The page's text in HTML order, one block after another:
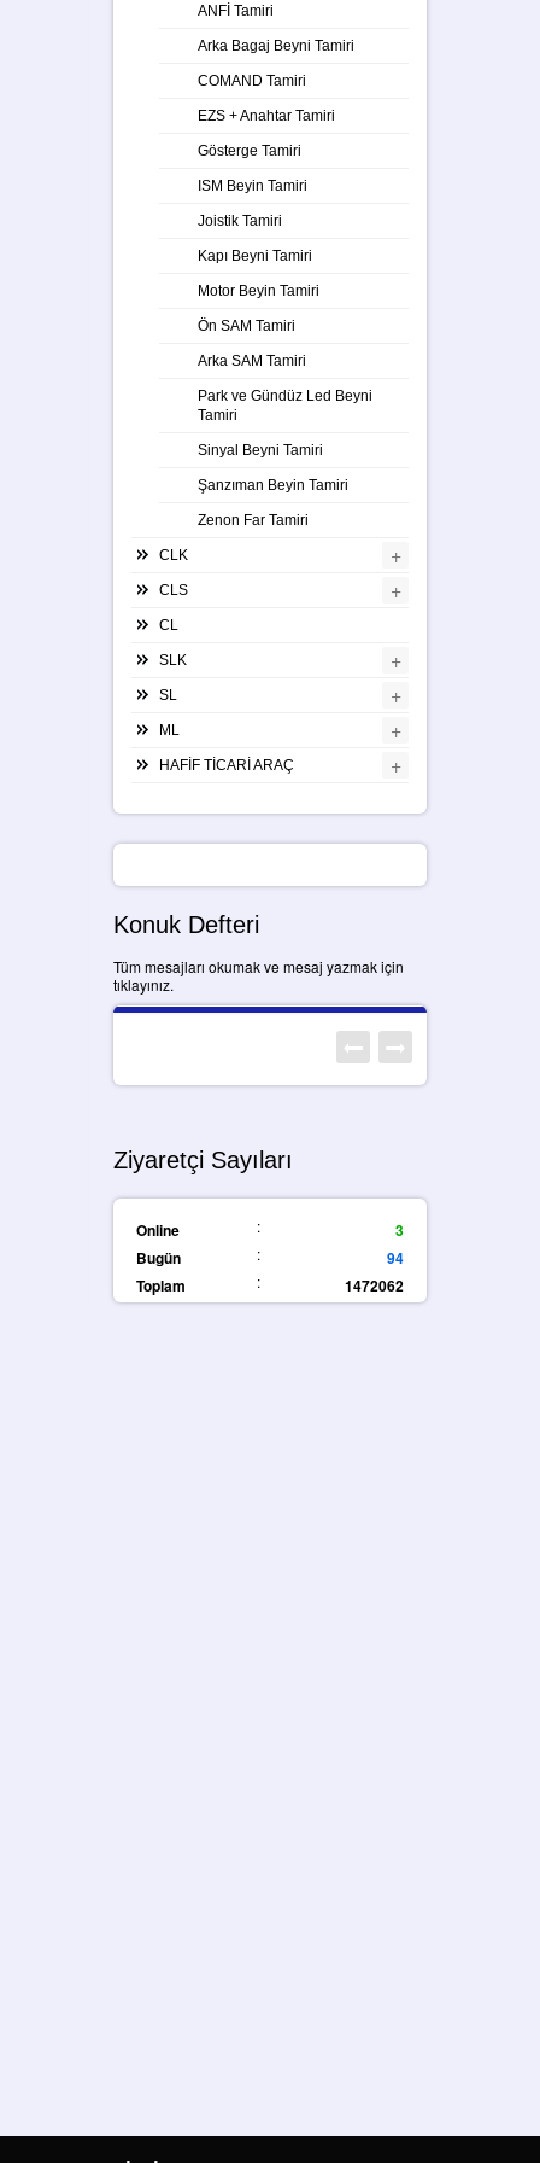
ANFİ Tamiri
Arka Bagaj Beyni Tamiri
COMAND Tamiri
EZS + Anahtar Tamiri
Gösterge Tamiri
ISM Beyin Tamiri
Joistik Tamiri
Kapı Beyni Tamiri
Motor Beyin Tamiri
Ön SAM Tamiri
Arka SAM Tamiri
Park ve Gündüz Led Beyni
Tamiri
Sinyal Beyni Tamiri
Şanzıman Beyin Tamiri
Zenon Far Tamiri
CLK +
CLS +
CL
SLK +
SL +
ML +
HAFİF TİCARİ ARAÇ +
Konuk Defteri
Tüm mesajları okumak ve mesaj yazmak için
tıklayınız.
Ziyaretçi Sayıları
Online :
3
Bugün
:
94
Toplam
: 1472062